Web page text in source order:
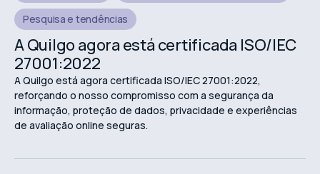
Pesquisa e tendências
A Quilgo agora está certificada ISO/IEC
27001:2022
A Quilgo está agora certificada ISO/IEC 27001:2022,
reforçando o nosso compromisso com a segurança da
informação, proteção de dados, privacidade e experiências
de avaliação online seguras.